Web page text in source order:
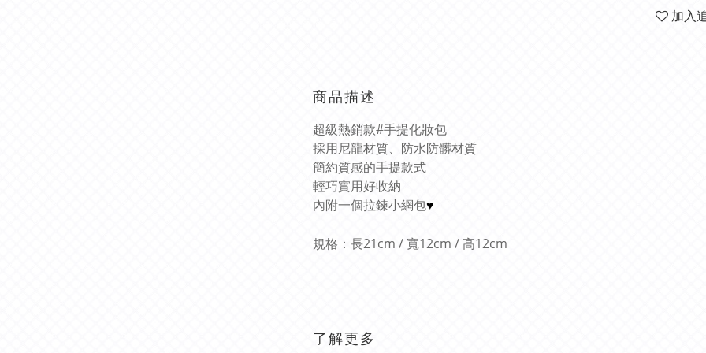
加入
商品描述
超級熱銷款#手提化妝包
採用尼龍材質、防水防髒材質
簡約質感的手提款式
輕巧實用好收納
內附一個拉鍊小網包♥
規格：長21cm / 寬12cm / 高12cm
了解更多